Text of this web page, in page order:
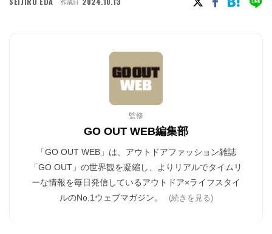
作成日
監修
GO OUT WEB編集部
「GO OUT WEB」は、アウトドアファッション雑誌
「GO OUT」の世界観を凝縮し、よりリアルでタイムリ
ーな情報を毎日発信しているアウトドア×ライフスタイ
ルのNo.1ウェブマガジン。
(続きを見る)